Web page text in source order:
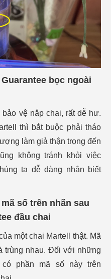
bọc ngoài
vệ nắp chai, rất dễ hư.
thì bắt buộc phải tháo
làm giả thận trọng đến
không tránh khỏi việc
ta dễ dàng nhận biết
số trên nhãn sau
đầu chai
một chai Martell thật. Mã
trùng nhau. Đối với những
phần mã số này trên